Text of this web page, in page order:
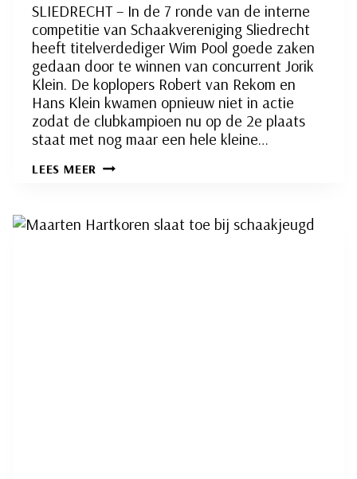
SLIEDRECHT – In de 7 ronde van de interne
competitie van Schaakvereniging Sliedrecht
heeft titelverdediger Wim Pool goede zaken
gedaan door te winnen van concurrent Jorik
Klein. De koplopers Robert van Rekom en
Hans Klein kwamen opnieuw niet in actie
zodat de clubkampioen nu op de 2e plaats
staat met nog maar een hele kleine…
LEES MEER TITELVERDEDIGER
OPMARS